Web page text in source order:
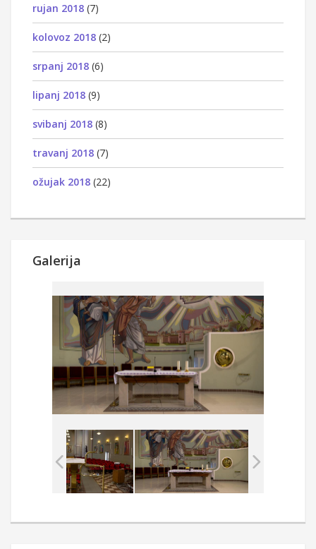
rujan 2018 (7)
kolovoz 2018 (2)
srpanj 2018 (6)
lipanj 2018 (9)
svibanj 2018 (8)
travanj 2018 (7)
ožujak 2018 (22)
Galerija